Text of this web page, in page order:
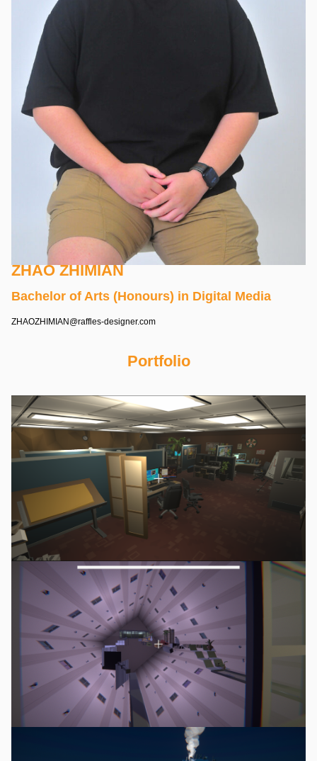
ZHAO ZHIMIAN
Bachelor of Arts (Honours) in Digital Media
ZHAOZHIMIAN@raffles-designer.com
Portfolio